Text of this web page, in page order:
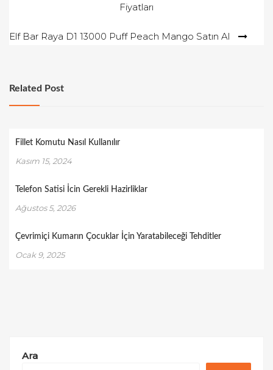
Fiyatları
Elf Bar Raya D1 13000 Puff Peach Mango Satın Al
Related Post
Fillet Komutu Nasıl Kullanılır
Kasım 15, 2024
Telefon Satisi İcin Gerekli Hazirliklar
Ağustos 5, 2026
Çevrimiçi Kumarın Çocuklar İçin Yaratabileceği Tehditler
Ocak 9, 2025
Ara